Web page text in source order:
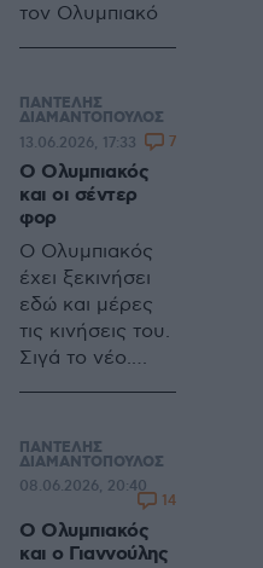
τον Ολυμπιακό
ΠΑΝΤΕΛΗΣ
ΔΙΑΜΑΝΤΟΠΟΥΛΟΣ
Ο Ολυμπιακός
και οι σέντερ
φορ
Ο Ολυμπιακός
έχει ξεκινήσει
εδώ και μέρες
τις κινήσεις του.
Σιγά το νέο.
ρεπορτάζ δίνουν
και παίρνουν. Ο
κόσμος
γουστάρει την
όλη φάση, είτε
13.06.2026, 17:33 7
ΠΑΝΤΕΛΗΣ
ΔΙΑΜΑΝΤΟΠΟΥΛΟΣ
Ο Ολυμπιακός
και ο Γιαννούλης
08.06.2026, 20:40
14